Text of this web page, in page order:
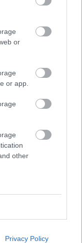
or
or app.
other
Privacy Policy
megvalósul”